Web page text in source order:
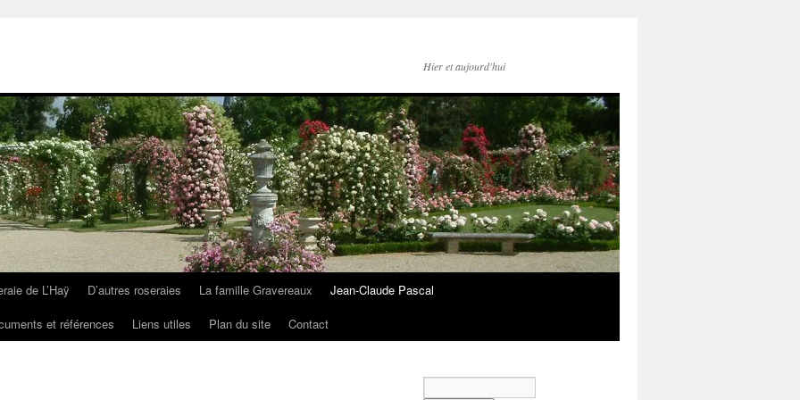
Hier et aujourd'hui
de L’Haÿ D’autres roseraies La famille Gravereaux
Jean-Claude Pascal
et références Liens utiles Plan du site Contact